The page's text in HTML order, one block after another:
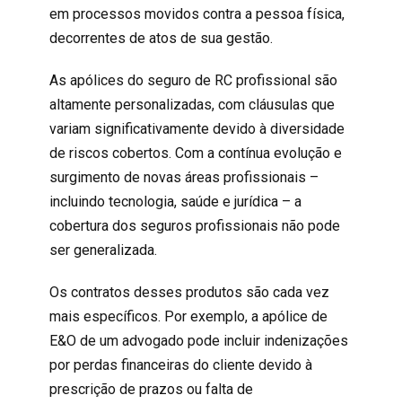
em processos movidos contra a pessoa física,
decorrentes de atos de sua gestão.
As apólices do seguro de RC profissional são
altamente personalizadas, com cláusulas que
variam significativamente devido à diversidade
de riscos cobertos. Com a contínua evolução e
surgimento de novas áreas profissionais –
incluindo tecnologia, saúde e jurídica – a
cobertura dos seguros profissionais não pode
ser generalizada.
Os contratos desses produtos são cada vez
mais específicos. Por exemplo, a apólice de
E&O de um advogado pode incluir indenizações
por perdas financeiras do cliente devido à
prescrição de prazos ou falta de